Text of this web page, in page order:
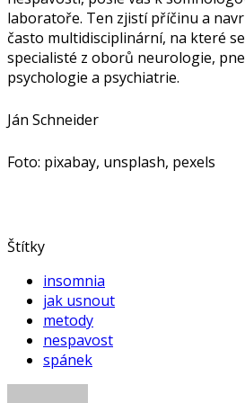
laboratoře. Ten zjistí příčinu a
často multidisciplinární, na které
specialisté z oborů neurologie,
psychologie a psychiatrie.
Ján Schneider
Foto: pixabay, unsplash, pexels
Štítky
insomnia
jak usnout
metody
nespavost
spánek